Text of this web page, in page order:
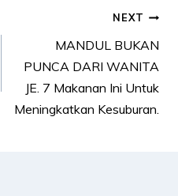
NEXT
MANDUL BUKAN
PUNCA DARI WANITA
JE. 7 Makanan Ini Untuk
Meningkatkan Kesuburan.